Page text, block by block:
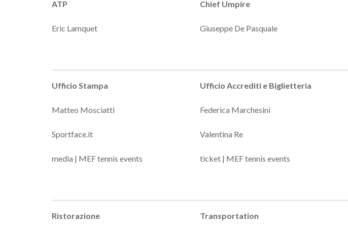
ATP
Eric Lamquet
Chief Umpire
Giuseppe De Pasquale
Ufficio Stampa
Matteo Mosciatti
Sportface.it
media | MEF tennis events
Ufficio Accrediti e Biglietteria
Federica Marchesini
Valentina Re
ticket | MEF tennis events
Ristorazione Transportation